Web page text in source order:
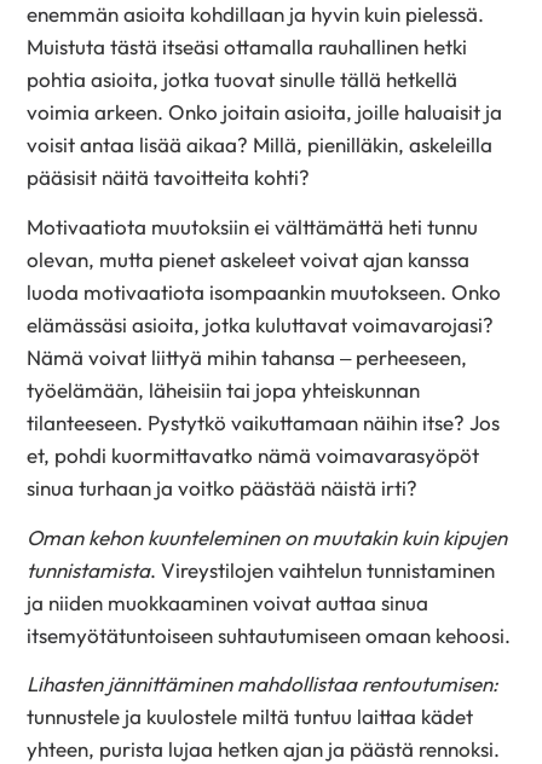
enemmän asioita kohdillaan ja hyvin kuin pielessä.
Muistuta tästä itseäsi ottamalla rauhallinen hetki
pohtia asioita, jotka tuovat sinulle tällä hetkellä
voimia arkeen. Onko joitain asioita, joille haluaisit ja
voisit antaa lisää aikaa? Millä, pienilläkin, askeleilla
pääsisit näitä tavoitteita kohti?
Motivaatiota muutoksiin ei välttämättä heti tunnu
olevan, mutta pienet askeleet voivat ajan kanssa
luoda motivaatiota isompaankin muutokseen. Onko
elämässäsi asioita, jotka kuluttavat voimavarojasi?
Nämä voivat liittyä mihin tahansa – perheeseen,
työelämään, läheisiin tai jopa yhteiskunnan
tilanteeseen. Pystytkö vaikuttamaan näihin itse? Jos
et, pohdi kuormittavatko nämä voimavarasyöpöt
sinua turhaan ja voitko päästää näistä irti?
Oman kehon kuunteleminen on muutakin kuin kipujen
tunnistamista. Vireystilojen vaihtelun tunnistaminen
ja niiden muokkaaminen voivat auttaa sinua
itsemyötätuntoiseen suhtautumiseen omaan kehoosi.
Lihasten jännittäminen mahdollistaa rentoutumisen:
tunnustele ja kuulostele miltä tuntuu laittaa kädet
yhteen, purista lujaa hetken ajan ja päästä rennoksi.